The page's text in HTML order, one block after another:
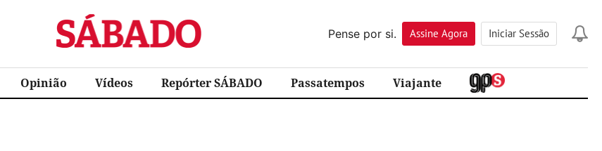
Sábado
Pense por si.
Assine Agora Iniciar Sessão
Opinião Vídeos Repórter SÁBADO Passatempos Viajante